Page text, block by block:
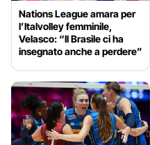
Nations League amara per
l’Italvolley femminile,
Velasco: “Il Brasile ci ha
insegnato anche a perdere”